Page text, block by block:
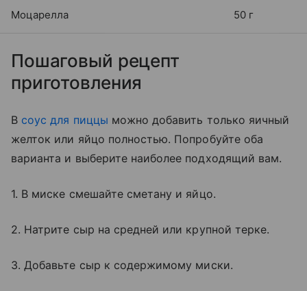
Моцарелла 50 г
Пошаговый рецепт
приготовления
В соус для пиццы можно добавить только яичный
желток или яйцо полностью. Попробуйте оба
варианта и выберите наиболее подходящий вам.
1. В миске смешайте сметану и яйцо.
2. Натрите сыр на средней или крупной терке.
3. Добавьте сыр к содержимому миски.